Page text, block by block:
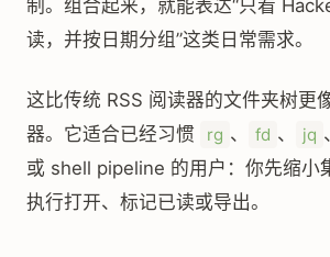
制。组合起来，就能表达“只看
读，并按日期分组”这类日常需求。
这比传统 RSS 阅读器的文件夹树更
器。它适合已经习惯
rg 、 fd 、 jq
或 shell pipeline 的用户：你先缩小
执行打开、标记已读或导出。